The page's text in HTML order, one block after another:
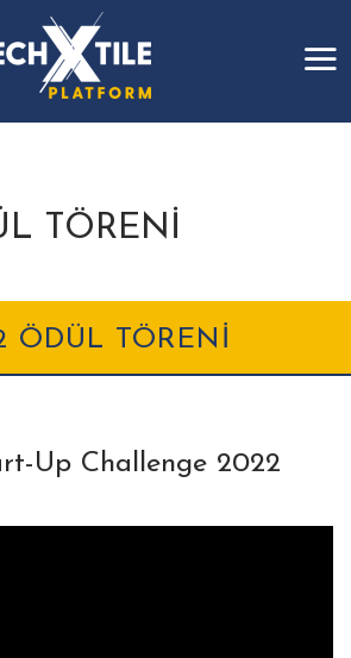
TÖRENİ
ÖDÜL TÖRENİ
Up Challenge 2022